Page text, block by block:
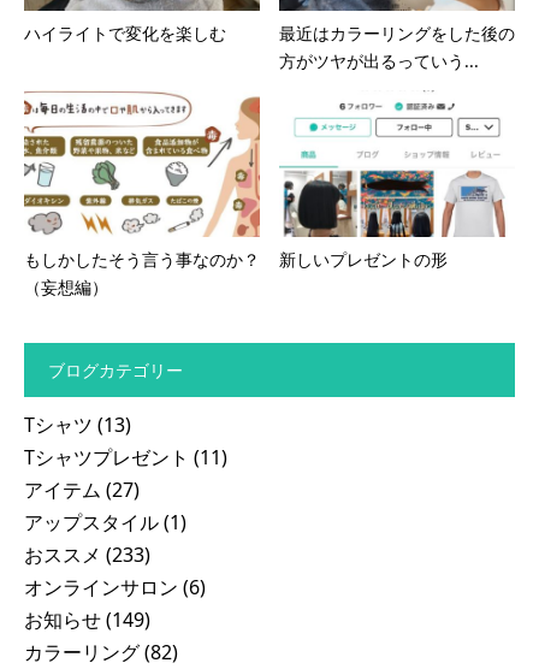
ハイライトで変化を楽しむ
最近はカラーリングをした後の
方がツヤが出るっていう...
もしかしたそう言う事なのか？
（妄想編）
新しいプレゼントの形
ブログカテゴリー
Tシャツ (13)
Tシャツプレゼント (11)
アイテム (27)
アップスタイル(1)
おススメ (233)
オンラインサロン (6)
お知らせ(149)
カラーリング(82)